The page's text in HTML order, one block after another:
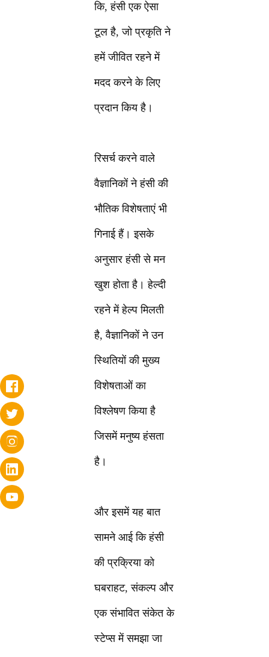
कि, हंसी एक ऐसा
टूल है, जो प्रकृति ने
हमें जीवित रहने में
मदद करने के लिए
प्रदान किय है।
रिसर्च करने वाले
वैज्ञानिकों ने हंसी की
भौतिक विशेषताएं भी
गिनाई हैं। इसके
अनुसार हंसी से मन
खुश होता है। हेल्दी
रहने में हेल्प मिलती
है, वैज्ञानिकों ने उन
स्थितियों की मुख्य
विशेषताओं का
विश्लेषण किया है
जिसमें मनुष्य हंसता
है।
और इसमें यह बात
सामने आई कि हंसी
की प्रक्रिया को
घबराहट, संकल्प और
एक संभावित संकेत के
स्टेप्स में समझा जा